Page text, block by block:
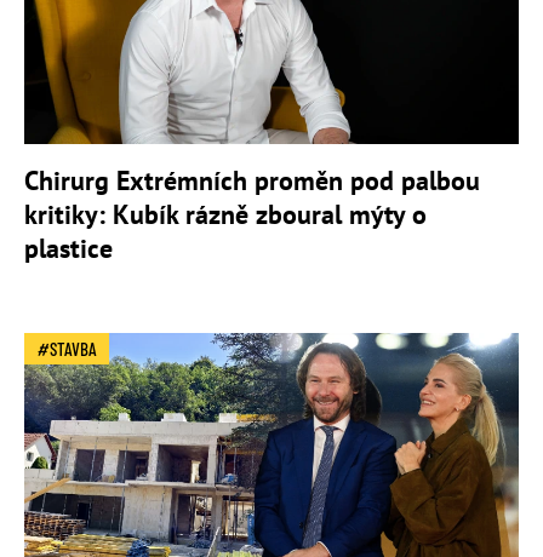
Chirurg Extrémních proměn pod palbou
kritiky: Kubík rázně zboural mýty o
plastice
STAVBA